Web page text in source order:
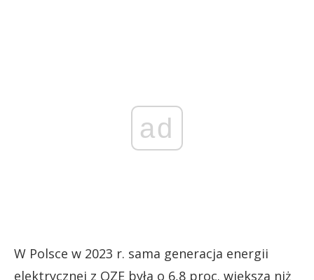
ad
W Polsce w 2023 r. sama generacja energii
elektrycznej z OZE była o 6,8 proc. większa niż